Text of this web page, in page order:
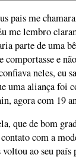
pais me
me lembro
parte de uma
e
neles, eu
uma aliança foi
agora com 19
que de bom
com a
ao seu